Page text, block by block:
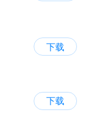
下载
下载